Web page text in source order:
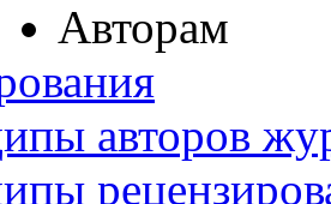
Авторам
авторов